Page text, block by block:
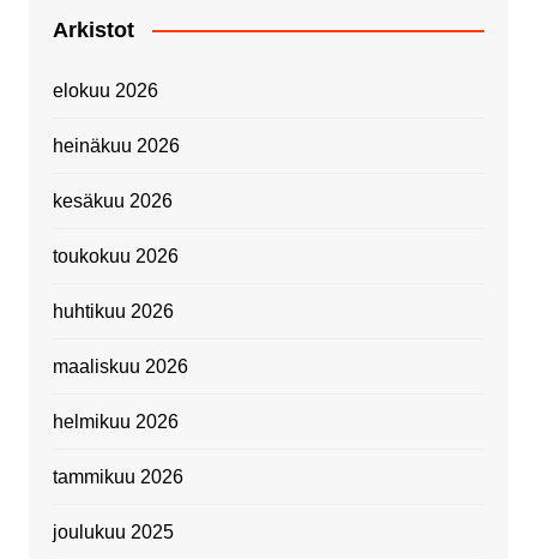
Arkistot
elokuu 2026
heinäkuu 2026
kesäkuu 2026
toukokuu 2026
huhtikuu 2026
maaliskuu 2026
helmikuu 2026
tammikuu 2026
joulukuu 2025